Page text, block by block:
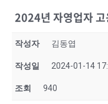
2024년 자영업자
작성자 김동엽
작성일 2024-01-14
조회 940